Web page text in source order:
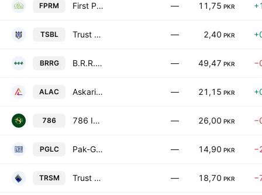
FPRM First Paramount Modaraba — 11,75 PKR
TSBL Trust Securities & Brokerage Limited — 2,40 PKR
BRRG B.R.R. Guardian limited — 49,47 PKR
ALAC Askari Life Assurance Co. Ltd. — 21,15 PKR
786 786 Investments Limited — 26,00 PKR
PGLC Pak-Gulf Leasing Co. Ltd. — 14,90 PKR
TRSM Trust Modaraba Ltd. — 18,70 PKR